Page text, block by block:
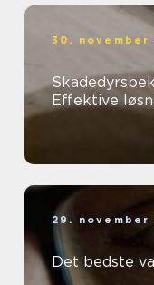
30. november
Effektive
29. november
Det bedste